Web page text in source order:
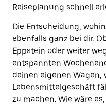
Reiseplanung schnell
Die Entscheidung,
ebenfalls ganz bei dir.
Eppstein oder weiter
entspannten
deinen eigenen Wagen,
Lebensmittelgeschäft
zu machen. Wie wäre